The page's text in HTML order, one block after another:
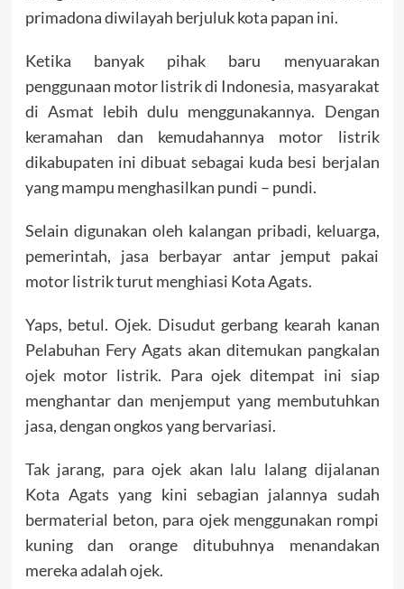
primadona diwilayah berjuluk kota papan ini.
Ketika banyak pihak baru menyuarakan
penggunaan motor listrik di Indonesia, masyarakat
di Asmat lebih dulu menggunakannya. Dengan
keramahan dan kemudahannya motor listrik
dikabupaten ini dibuat sebagai kuda besi berjalan
yang mampu menghasilkan pundi – pundi.
Selain digunakan oleh kalangan pribadi, keluarga,
pemerintah, jasa berbayar antar jemput pakai
motor listrik turut menghiasi Kota Agats.
Yaps, betul. Ojek. Disudut gerbang kearah kanan
Pelabuhan Fery Agats akan ditemukan pangkalan
ojek motor listrik. Para ojek ditempat ini siap
menghantar dan menjemput yang membutuhkan
jasa, dengan ongkos yang bervariasi.
Tak jarang, para ojek akan lalu lalang dijalanan
Kota Agats yang kini sebagian jalannya sudah
bermaterial beton, para ojek menggunakan rompi
kuning dan orange ditubuhnya menandakan
mereka adalah ojek.